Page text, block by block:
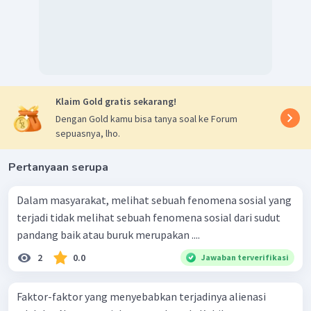
Klaim Gold gratis sekarang!
Dengan Gold kamu bisa tanya soal ke Forum
sepuasnya, lho.
Pertanyaan serupa
Dalam masyarakat, melihat sebuah fenomena sosial yang
terjadi tidak melihat sebuah fenomena sosial dari sudut
pandang baik atau buruk merupakan ....
2 0.0 Jawaban terverifikasi
Faktor-faktor yang menyebabkan terjadinya alienasi